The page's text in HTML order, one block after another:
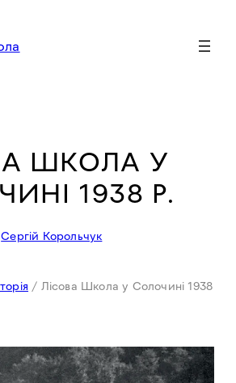
ШКОЛА У
1938 Р.
Сергій Корольчук
/ Лісова Школа у Солочині 1938